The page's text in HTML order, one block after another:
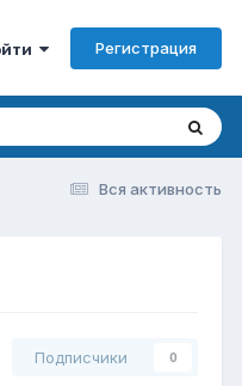
Регистрация
Вся активность
Подписчики 0